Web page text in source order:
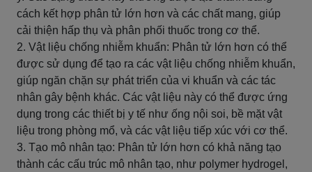
cách kết hợp phân tử lớn hơn và các chất mang, giúp
cải thiện hấp thụ và phân phối thuốc trong cơ thể.
2. Vật liệu chống nhiễm khuẩn: Phân tử lớn hơn có thể
được sử dụng để tạo ra các vật liệu chống nhiễm khuẩn,
giúp ngăn chặn sự phát triển của vi khuẩn và các tác
nhân gây bệnh khác. Các vật liệu này có thể được ứng
dụng trong các thiết bị y tế như ống nội soi, bề mặt vật
liệu trong phòng mổ, và các vật liệu tiếp xúc với cơ thể.
3. Tạo mô nhân tạo: Phân tử lớn hơn có khả năng tạo
thành các cấu trúc mô nhân tạo, như polymer hydrogel,